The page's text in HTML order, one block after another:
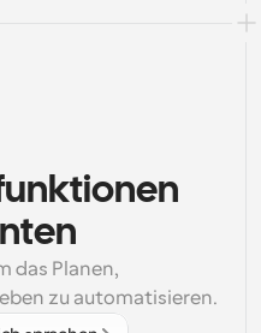
das Planen,
zu automatisieren.